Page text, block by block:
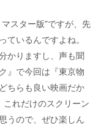
スター版”ですが、先
いるんですよね。
かりますし、声も聞
』で今回は『東京物
ちらも良い映画だか
れだけのスクリーン
うので、ぜひ楽しん